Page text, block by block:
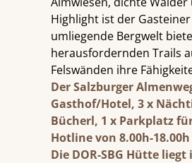
Highlight ist der
umliegende Bergwelt
herausfordernden Trails
Felswänden ihre
Der Salzburger
Gasthof/Hotel, 3 x
Bücherl, 1 x Parkplatz
Hotline von 8.00h-
Die DOR-SBG Hütte liegt